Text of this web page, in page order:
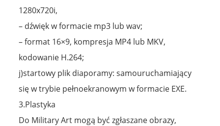
1280x720i,
– dźwięk w formacie mp3 lub wav;
– format 16×9, kompresja MP4 lub MKV,
kodowanie H.264;
j)startowy plik diaporamy: samouruchamiający
się w trybie pełnoekranowym w formacie EXE.
3.Plastyka
Do Military Art mogą być zgłaszane obrazy,